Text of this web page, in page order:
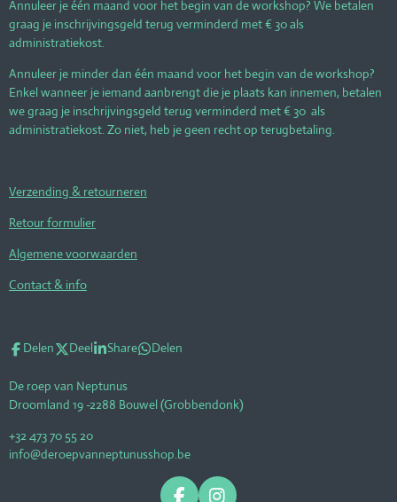
Annuleer je één maand voor het begin van de workshop? We betalen
graag je inschrijvingsgeld terug verminderd met € 30 als
administratiekost.
Annuleer je minder dan één maand voor het begin van de workshop?
Enkel wanneer je iemand aanbrengt die je plaats kan innemen, betalen
we graag je inschrijvingsgeld terug verminderd met € 30 als
administratiekost. Zo niet, heb je geen recht op terugbetaling.
Verzending & retourneren
Retour formulier
Algemene voorwaarden
Contact & info
Delen Deel Share Delen
De roep van Neptunus
Droomland 19 -2288 Bouwel (Grobbendonk)
+32 473 70 55 20
info@deroepvanneptunusshop.be